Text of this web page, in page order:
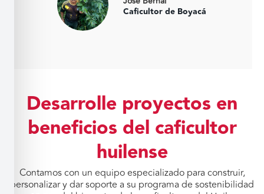
Caficultor de Boyacá
Desarrolle proyectos en
beneficios del caficultor
huilense
Contamos con un equipo especializado para construir,
personalizar y dar soporte a su programa de sostenibilidad